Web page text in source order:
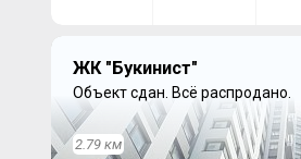
ЖК "Букинист"
Объект сдан. Всё распродано.
2.79 км